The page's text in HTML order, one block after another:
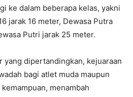
ke dalam beberapa kelas, yakni
jarak 16 meter, Dewasa Putra
Putri jarak 25 meter.
yang dipertandingkan, kejuaraan
bagi atlet muda maupun
menambah